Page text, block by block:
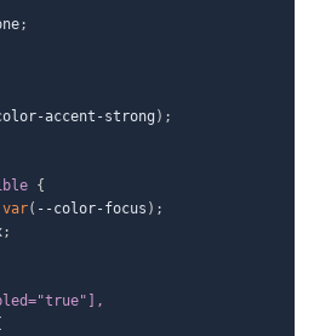
;
accent-strong ) ;
{
var( --color-focus ) ;
;